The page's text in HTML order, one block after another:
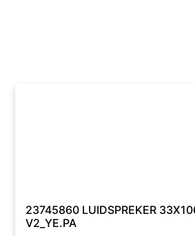
23745860 LUIDSPREKER
V2_YE.PA